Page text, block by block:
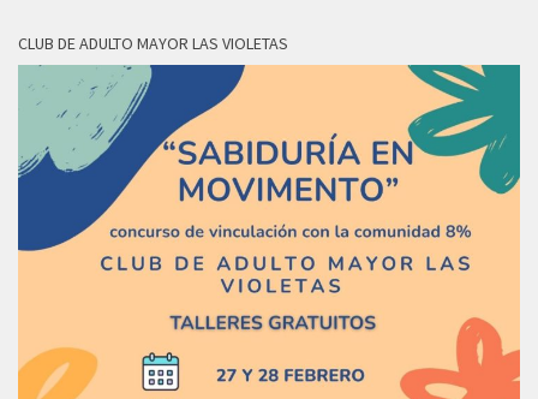
CLUB DE ADULTO MAYOR LAS VIOLETAS